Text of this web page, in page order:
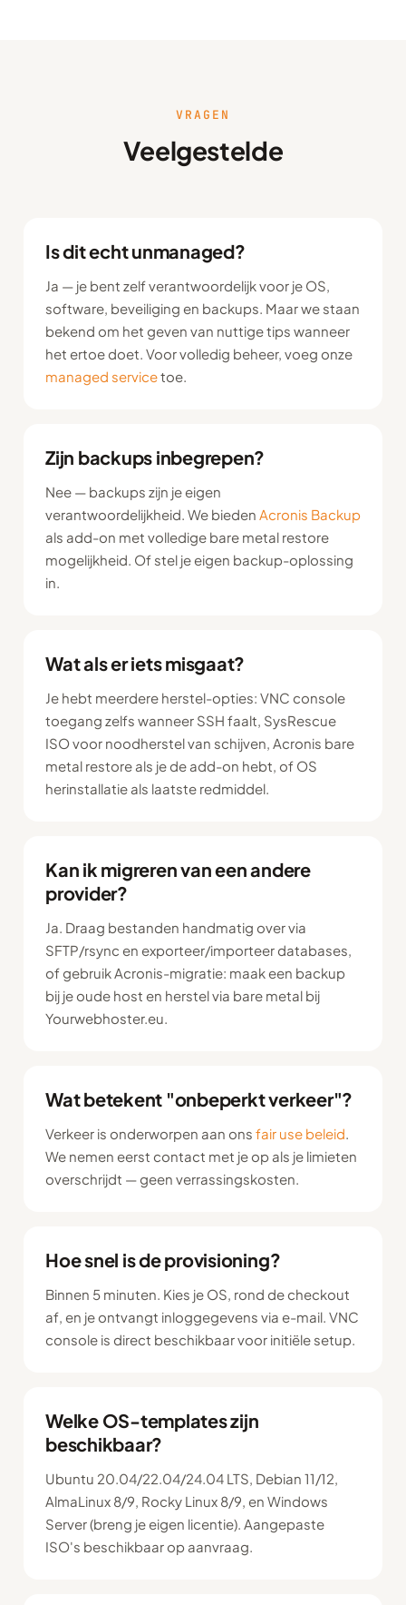
VRAGEN
Veelgestelde
Is dit echt unmanaged?
Ja — je bent zelf verantwoordelijk voor je OS,
software, beveiliging en backups. Maar we staan
bekend om het geven van nuttige tips wanneer
het ertoe doet. Voor volledig beheer, voeg onze
managed servicetoe.
Zijn backups inbegrepen?
Nee — backups zijn je eigen
verantwoordelijkheid. We bieden Acronis Backup
als add-on met volledige bare metal restore
mogelijkheid. Of stel je eigen backup-oplossing
in.
Wat als er iets misgaat?
Je hebt meerdere herstel-opties: VNC console
toegang zelfs wanneer SSH faalt, SysRescue
ISO voor noodherstel van schijven, Acronis bare
metal restore als je de add-on hebt, of OS
herinstallatie als laatste redmiddel.
Kan ik migreren van een andere
provider?
Ja. Draag bestanden handmatig over via
SFTP/rsync en exporteer/importeer databases,
of gebruik Acronis-migratie: maak een backup
bij je oude host en herstel via bare metal bij
Yourwebhoster.eu.
Wat betekent "onbeperkt verkeer"?
Verkeer is onderworpen aan ons fair use beleid
We nemen eerst contact met je op als je limieten
overschrijdt — geen verrassingskosten.
Hoe snel is de provisioning?
Binnen 5 minuten. Kies je OS, rond de checkout
af, en je ontvangt inloggegevens via e-mail. VNC
console is direct beschikbaar voor initiële setup.
Welke OS-templates zijn
beschikbaar?
Ubuntu 20.04/22.04/24.04 LTS, Debian 11/12,
AlmaLinux 8/9, Rocky Linux 8/9, en Windows
Server (breng je eigen licentie). Aangepaste
ISO's beschikbaar op aanvraag.